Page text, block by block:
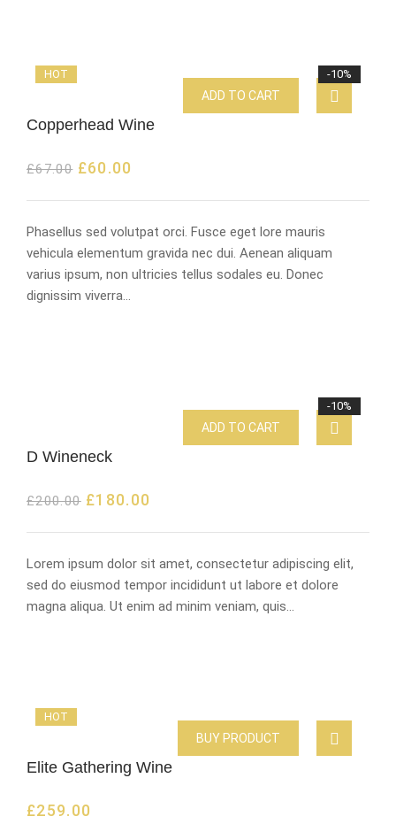
-10%
HOT
Copperhead Wine
£67.00 £60.00
ADD TO CART
Phasellus sed volutpat orci. Fusce eget lore mauris
vehicula elementum gravida nec dui. Aenean aliquam
varius ipsum, non ultricies tellus sodales eu. Donec
dignissim viverra…
-10%
D Wineneck
£200.00 £180.00
ADD TO CART
Lorem ipsum dolor sit amet, consectetur adipiscing elit,
sed do eiusmod tempor incididunt ut labore et dolore
magna aliqua. Ut enim ad minim veniam, quis…
HOT
Elite Gathering Wine
£259.00
BUY PRODUCT